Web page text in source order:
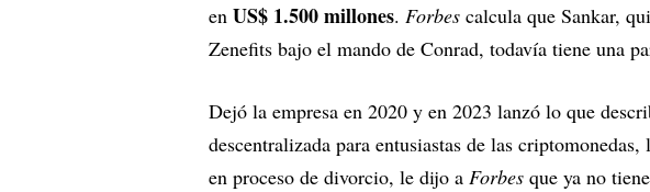
en US$ 1.500 millones. Forbes calcula que Sankar,
Zenefits bajo el mando de Conrad, todavía tiene una
Dejó la empresa en 2020 y en 2023 lanzó lo que
descentralizada para entusiastas de las criptomonedas,
en proceso de divorcio, le dijo a Forbes que ya no